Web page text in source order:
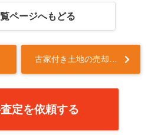
ページへもどる
古家付き土地の売却時の注意点は？税制優遇についても解説...
定を依頼する